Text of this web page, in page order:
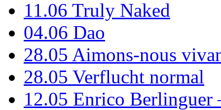
11.06 Truly Naked
04.06 Dao
28.05 Aimons-nous
28.05 Verflucht normal
12.05 Enrico Berlinguer